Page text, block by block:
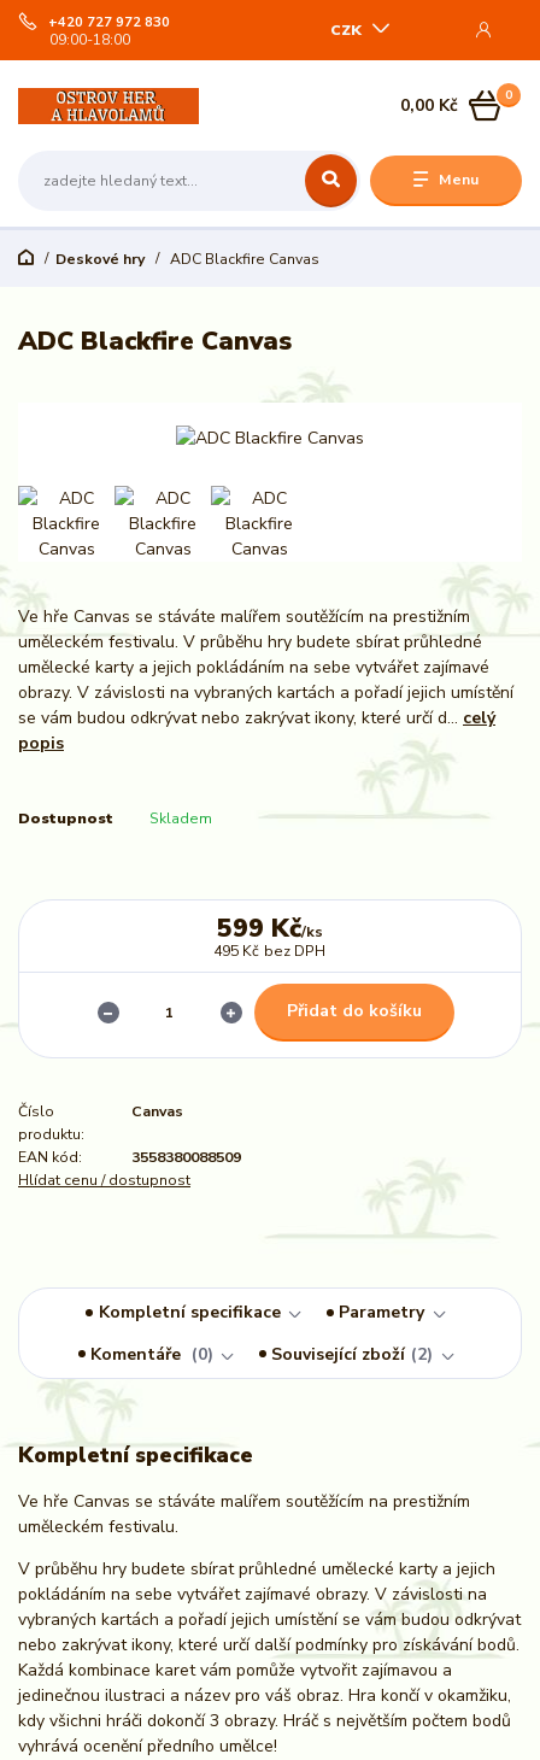
Menu
CZK
+420 727 972 830
09:00-18:00
0
0,00 Kč
Deskové hry ADC Blackfire Canvas
ADC Blackfire Canvas
Ve hře Canvas se stáváte malířem soutěžícím na prestižním
uměleckém festivalu. V průběhu hry budete sbírat průhledné
umělecké karty a jejich pokládáním na sebe vytvářet zajímavé
obrazy. V závislosti na vybraných kartách a pořadí jejich umístění
se vám budou odkrývat nebo zakrývat ikony, které určí d... celý
popis
Dostupnost Skladem
599 Kč/ks
495 Kč bez DPH
Přidat do košíku
Číslo
produktu:
Canvas
EAN kód:
3558380088509
Hlídat cenu / dostupnost
Kompletní specifikace
Parametry
Komentáře
0 Související zboží 2
Kompletní specifikace
Ve hře Canvas se stáváte malířem soutěžícím na prestižním
uměleckém festivalu.
V průběhu hry budete sbírat průhledné umělecké karty a jejich
pokládáním na sebe vytvářet zajímavé obrazy. V závislosti na
vybraných kartách a pořadí jejich umístění se vám budou odkrývat
nebo zakrývat ikony, které určí další podmínky pro získávání bodů.
Každá kombinace karet vám pomůže vytvořit zajímavou a
jedinečnou ilustraci a název pro váš obraz. Hra končí v okamžiku,
kdy všichni hráči dokončí 3 obrazy. Hráč s největším počtem bodů
vyhrává ocenění předního umělce!